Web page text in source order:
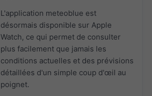
L'application meteoblue est
désormais disponible sur Apple
Watch, ce qui permet de consulter
plus facilement que jamais les
conditions actuelles et des prévisions
détaillées d'un simple coup d'œil au
poignet.